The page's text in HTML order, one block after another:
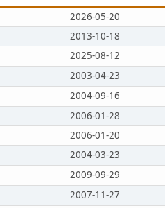
2026-05-20
2013-10-18
2025-08-12
2003-04-23
2004-09-16
2006-01-28
2006-01-20
2004-03-23
2009-09-29
2007-11-27